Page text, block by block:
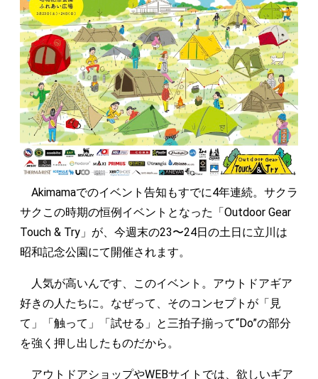
Akimamaでのイベント告知もすでに4年連続。サクラ
サクこの時期の恒例イベントとなった「Outdoor Gear
Touch & Try」が、今週末の23〜24日の土日に立川は
昭和記念公園にて開催されます。
人気が高いんです、このイベント。アウトドアギア
好きの人たちに。なぜって、そのコンセプトが「見
て」「触って」「試せる」と三拍子揃って“Do”の部分
を強く押し出したものだから。
アウトドアショップやWEBサイトでは、欲しいギア